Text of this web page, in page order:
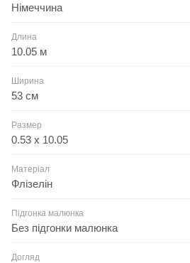
Німеччина
Длина
10.05 м
Ширина
53 см
Размер
0.53 x 10.05
Матеріал
Флізелін
Підгонка малюнка
Без підгонки малюнка
Догляд